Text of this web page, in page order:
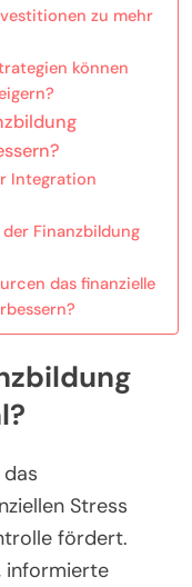
zu mehr
können
Integration
Finanzbildung
das finanzielle
Stress
fördert.
informierte